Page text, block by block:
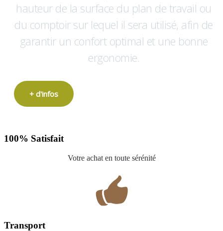
hauteur de la surface du plan de travail ou
du comptoir sur lequel il sera utilisé, afin de
garantir un confort optimal et une bonne
ergonomie.
+ d'infos
100% Satisfait
Votre achat en toute sérénité
Transport